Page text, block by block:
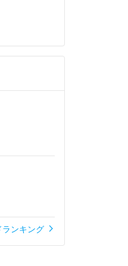
ンキング